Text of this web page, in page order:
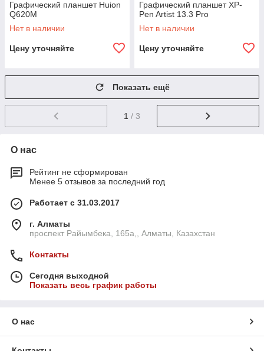
Графический планшет Huion
Q620M
Нет в наличии
Цену уточняйте
Графический планшет XP-
Pen Artist 13.3 Pro
Нет в наличии
Цену уточняйте
Показать ещё
1 / 3
О нас
Рейтинг не сформирован
Менее 5 отзывов за последний год
Работает с 31.03.2017
г. Алматы
проспект Райымбека, 165а,, Алматы, Казахстан
Контакты
Сегодня выходной
Показать весь график работы
О нас